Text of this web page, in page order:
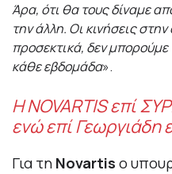
Άρα, ότι θα τους δίναμε
την άλλη. Οι κινήσεις
προσεκτικά, δεν
κάθε εβδομάδα».
Η NOVARTIS επί
ενώ επί Γεωργιάδη
Για τη Novartis ο